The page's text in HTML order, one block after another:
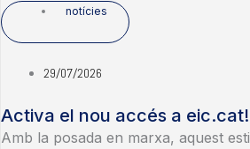
notícies
29/07/2026
Activa el nou accés a eic.cat!
Amb la posada en marxa, aquest